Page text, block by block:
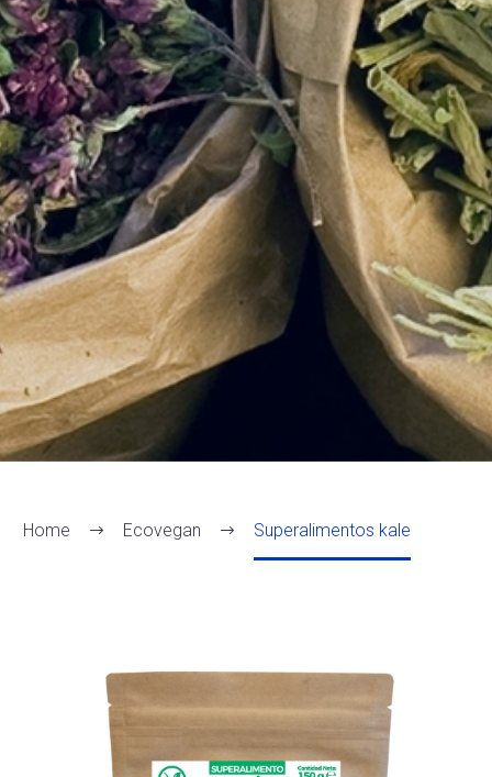
Home Ecovegan Superalimentos kale